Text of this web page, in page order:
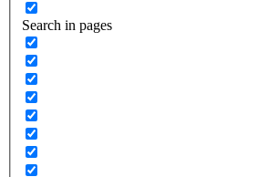
Search in pages